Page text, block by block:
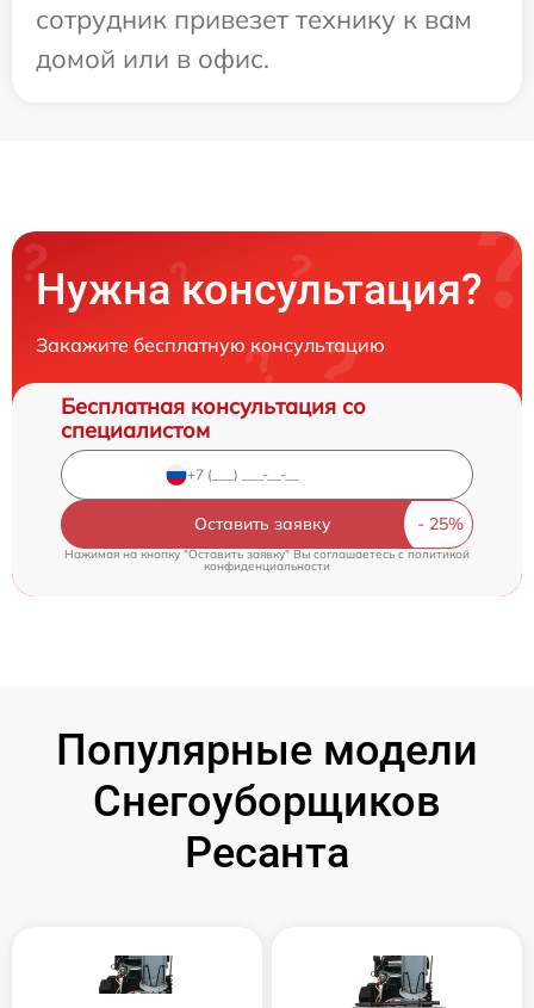
сотрудник привезет технику к вам
домой или в офис.
Нужна консультация?
Закажите бесплатную консультацию
Бесплатная консультация со
специалистом
Оставить заявку
Нажимая на кнопку "Оставить заявку" Вы соглашаетесь cполитикой
конфиденциальности
Популярные модели
Снегоуборщиков
Ресанта